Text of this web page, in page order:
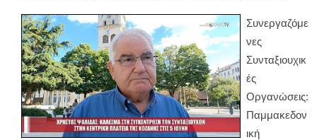
Συνεργαζόμε
νες
Συνταξιουχικ
ές
Οργανώσεις:
Παμμακεδον
ική